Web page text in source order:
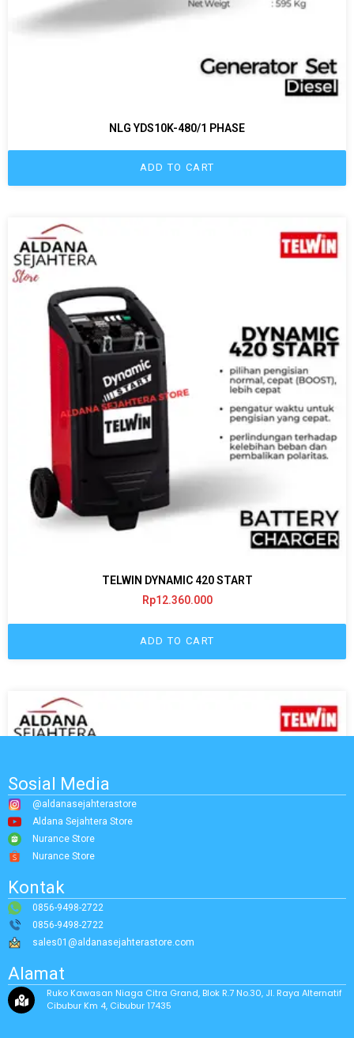
NLG YDS10K-480/1 PHASE
ADD TO CART
TELWIN DYNAMIC 420 START
Rp12.360.000
ADD TO CART
Sosial Media
@aldanasejahterastore
Aldana Sejahtera Store
Nurance Store
Nurance Store
Kontak
0856-9498-2722
0856-9498-2722
sales01@aldanasejahterastore.com
Alamat
Ruko Kawasan Niaga Citra Grand, Blok R.7 No.30, Jl. Raya Alternatif
Cibubur Km 4, Cibubur 17435